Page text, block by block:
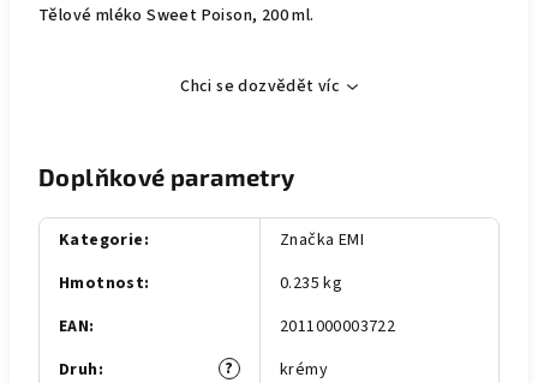
Tělové mléko Sweet Poison, 200 ml.
Chci se dozvědět víc
Doplňkové parametry
Kategorie:
Značka EMI
Hmotnost:
0.235 kg
EAN:
2011000003722
?
Druh:
krémy